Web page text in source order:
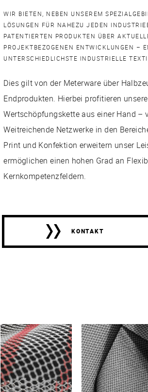
WIR BIETEN, NEBEN UNSEREM
LÖSUNGEN FÜR NAHEZU JEDEN
PATENTIERTEN PRODUKTEN ÜBER
PROJEKTBEZOGENEN ENTWICKLUNGEN –
UNTERSCHIEDLICHSTE INDUSTRIELLE
Dies gilt von der Meterware über
Endprodukten. Hierbei profitieren
Wertschöpfungskette aus einer Hand –
Weitreichende Netzwerke in den
Print und Konfektion erweitern unser
ermöglichen einen hohen Grad an
Kernkompetenzfeldern.
KONTAKT